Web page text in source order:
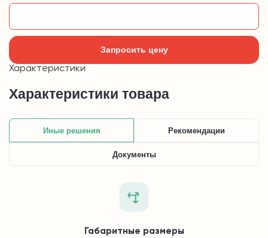
Запросить цену
Характеристики
Характеристики товара
Иные решения Рекомендации
Документы
Габаритные размеры